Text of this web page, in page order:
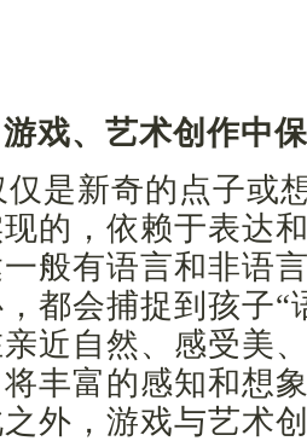
戏、艺术创作中
是新奇的点子或
的，依赖于表达
般有语言和非语
都会捕捉到孩子“
近自然、感受美
丰富的感知和想
外，游戏与艺术